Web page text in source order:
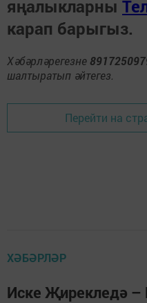
яңалыкларны
карап барыгыз.
Хәбәрләрегезне
шалтыратып әйтегез.
Перейти на
ХӘБӘРЛӘР
Иске Җирекледә –